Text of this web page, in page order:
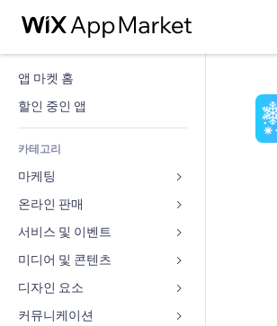
앱 마켓 홈
할인 중인 앱
카테고리
마케팅
광고
모바일
사이트 통계
온라인 판매
쇼핑몰 관련 앱
배송
판매 버튼
서비스 및 이벤트
호텔
이벤트
음식점
미디어 및 콘텐츠
갤러리
뮤직
디자인 요소
지도 및 내비게이션